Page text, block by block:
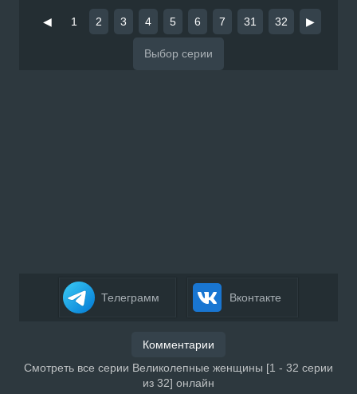
◀ 1 2 3 4 5 6 7 31 32 ▶
Телеграмм Вконтакте
Комментарии
Смотреть все серии Великолепные женщины [1 - 32 серии
из 32] онлайн